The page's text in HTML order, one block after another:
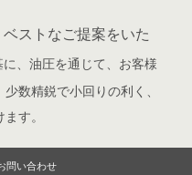
ストなご提案をいた
、油圧を通じて、お客様
数精鋭で小回りの利く、
す。
問い合わせ